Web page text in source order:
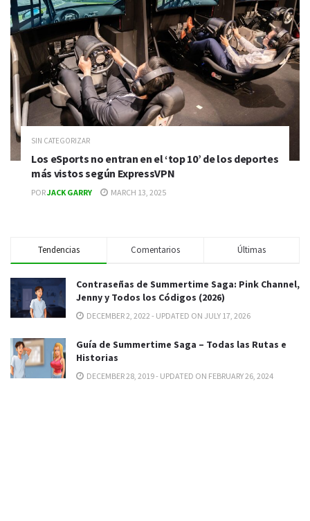
SIN CATEGORIZAR
Los eSports no entran en el ‘top 10’ de los deportes
más vistos según ExpressVPN
PORJACK GARRY MARCH 13, 2025
Tendencias Comentarios Últimas
Contraseñas de Summertime Saga: Pink Channel,
Jenny y Todos los Códigos (2026)
DECEMBER 2, 2022 - UPDATED ON JULY 17, 2026
Guía de Summertime Saga – Todas las Rutas e
Historias
DECEMBER 28, 2019 - UPDATED ON FEBRUARY 26, 2024